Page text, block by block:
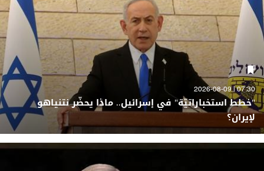
07:30 | 2026-08-09
"خطط استخباراتيّة" في إسرائيل.. ماذا يحضّر نتنياهو
لإيران؟